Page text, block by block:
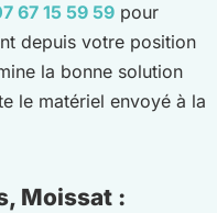
67 15 59 59 pour
depuis votre position
la bonne solution
le matériel envoyé à la
Moissat :